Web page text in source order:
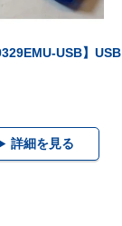
USB】USB
詳細を見る